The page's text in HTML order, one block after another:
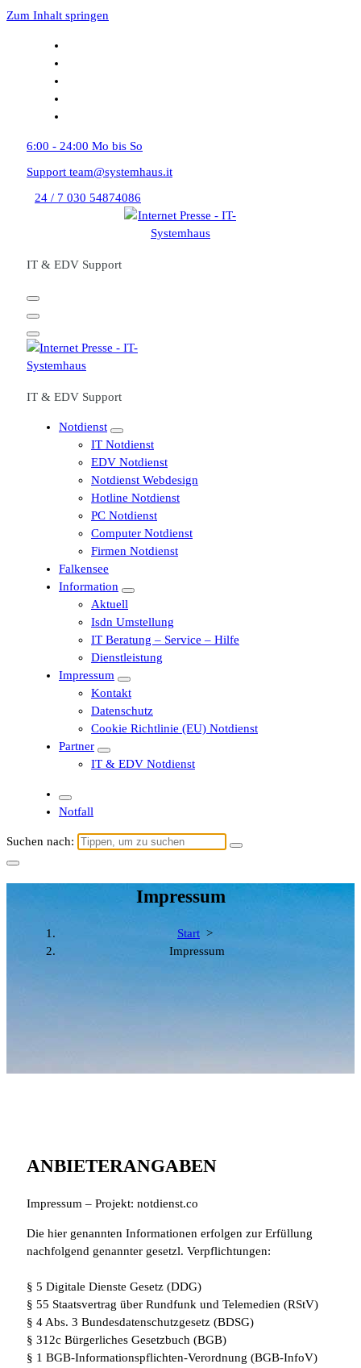
Zum Inhalt springen
6:00 - 24:00 Mo bis So
Support team@systemhaus.it
24 / 7 030 54874086
IT & EDV Support
IT & EDV Support
Notdienst
IT Notdienst
EDV Notdienst
Notdienst Webdesign
Hotline Notdienst
PC Notdienst
Computer Notdienst
Firmen Notdienst
Falkensee
Information
Aktuell
Isdn Umstellung
IT Beratung – Service – Hilfe
Dienstleistung
Impressum
Kontakt
Datenschutz
Cookie Richtlinie (EU) Notdienst
Partner
IT & EDV Notdienst
Notfall
Suchen nach:
Impressum
Start >
Impressum
ANBIETERANGABEN
Impressum – Projekt: notdienst.co
Die hier genannten Informationen erfolgen zur Erfüllung
nachfolgend genannter gesetzl. Verpflichtungen:
§ 5 Digitale Dienste Gesetz (DDG)
§ 55 Staatsvertrag über Rundfunk und Telemedien (RStV)
§ 4 Abs. 3 Bundesdatenschutzgesetz (BDSG)
§ 312c Bürgerliches Gesetzbuch (BGB)
§ 1 BGB-Informationspflichten-Verordnung (BGB-InfoV)